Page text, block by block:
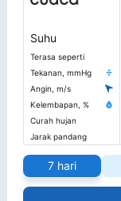
Suhu
Terasa seperti
Tekanan, mmHg
Angin, m/s
Kelembapan, %
Curah hujan
Jarak pandang
7 hari